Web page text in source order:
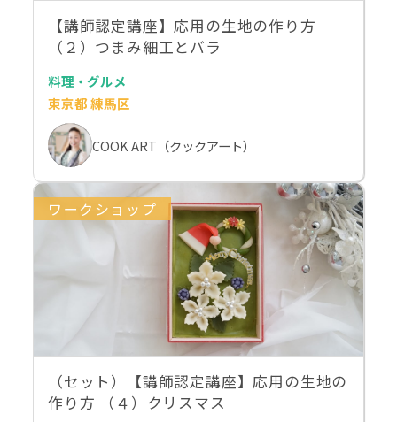
【講師認定講座】応用の生地の作り方
（２）つまみ細工とバラ
料理・グルメ
東京都 練馬区
COOK ART（クックアート）
ワークショップ
（セット）【講師認定講座】応用の生地の
作り方 （４）クリスマス